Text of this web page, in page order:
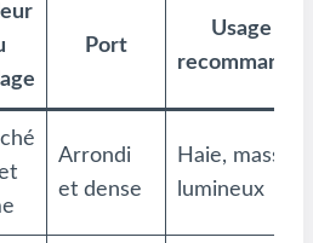
Port
Usage
recommandé
Arrondi
et dense
Haie, massif
lumineux